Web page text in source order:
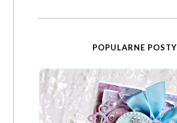
POPULARNE POSTY